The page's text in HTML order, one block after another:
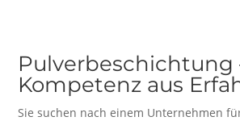
Pulverbeschichtung
Kompetenz aus
Sie suchen nach einem Unternehmen